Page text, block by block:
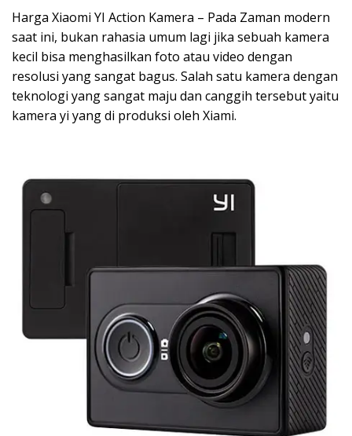
Harga Xiaomi YI Action Kamera – Pada Zaman modern
saat ini, bukan rahasia umum lagi jika sebuah kamera
kecil bisa menghasilkan foto atau video dengan
resolusi yang sangat bagus. Salah satu kamera dengan
teknologi yang sangat maju dan canggih tersebut yaitu
kamera yi yang di produksi oleh Xiami.